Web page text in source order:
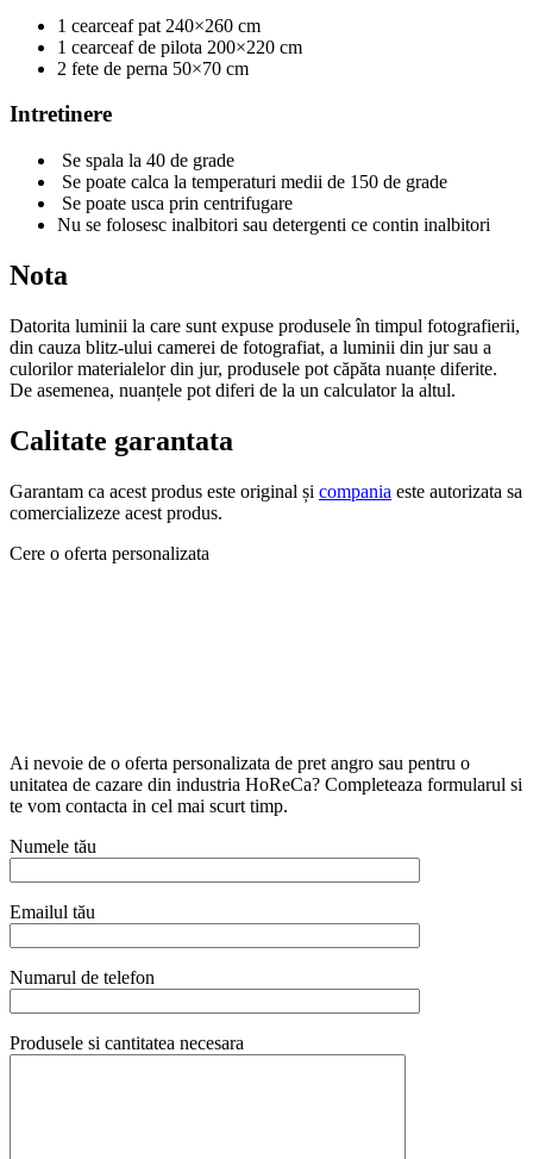
1 cearceaf pat 240×260 cm
1 cearceaf de pilota 200×220 cm
2 fete de perna 50×70 cm
Intretinere
Se spala la 40 de grade
Se poate calca la temperaturi medii de 150 de grade
Se poate usca prin centrifugare
Nu se folosesc inalbitori sau detergenti ce contin inalbitori
Nota
Datorita luminii la care sunt expuse produsele în timpul fotografierii,
din cauza blitz-ului camerei de fotografiat, a luminii din jur sau a
culorilor materialelor din jur, produsele pot căpăta nuanțe diferite.
De asemenea, nuanțele pot diferi de la un calculator la altul.
Calitate garantata
Garantam ca acest produs este original și compania este autorizata sa
comercializeze acest produs.
Cere o oferta personalizata
Ai nevoie de o oferta personalizata de pret angro sau pentru o
unitatea de cazare din industria HoReCa? Completeaza formularul si
te vom contacta in cel mai scurt timp.
Numele tău
Emailul tău
Numarul de telefon
Produsele si cantitatea necesara